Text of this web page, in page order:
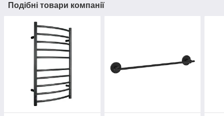
Подібні товари компанії